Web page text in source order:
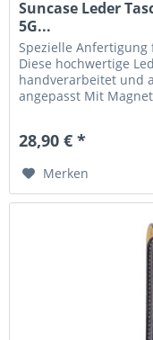
Suncase Leder
5G...
Spezielle Anfertigung
Diese hochwertige
handverarbeitet und
angepasst Mit
28,90 € *
Merken